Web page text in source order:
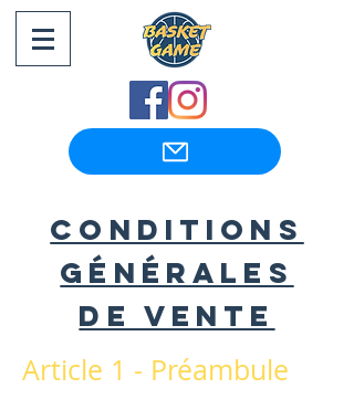
Conditions
GénéralES
de Vente
Article 1 - Préambule